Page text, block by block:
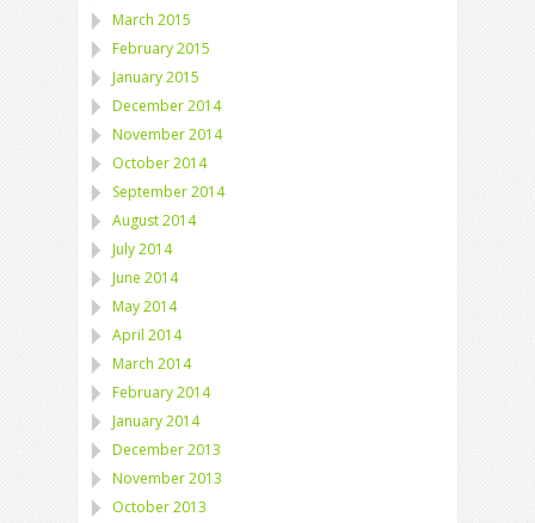
March 2015
February 2015
January 2015
December 2014
November 2014
October 2014
September 2014
August 2014
July 2014
June 2014
May 2014
April 2014
March 2014
February 2014
January 2014
December 2013
November 2013
October 2013